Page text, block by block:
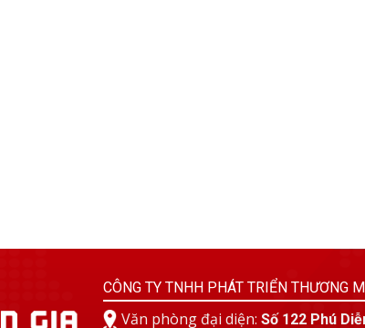
CÔNG TY TNHH PHÁT TRIỂN THƯƠNG
Văn phòng đại diện:Số 122 Phú